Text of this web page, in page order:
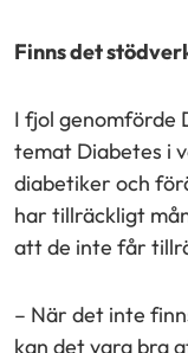
Finns det
I fjol genomförde
temat Diabetes i
diabetiker och
har tillräckligt
att de inte får
– När det inte
kan det vara bra